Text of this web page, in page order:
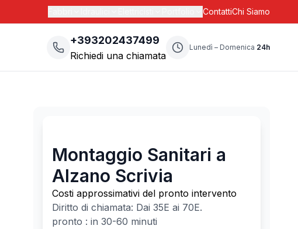
ContattiChi Siamo
+393202437499
Richiedi una chiamata
Lunedì – Domenica 24h
Montaggio Sanitari a
Alzano Scrivia
Costi approssimativi del pronto intervento
Diritto di chiamata: Dai 35E ai 70E.
pronto : in 30-60 minuti